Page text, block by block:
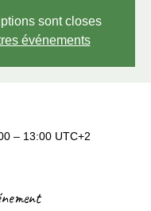
sont closes
événements
– 13:00 UTC+2